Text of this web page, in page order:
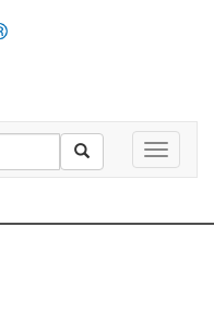
Toggle